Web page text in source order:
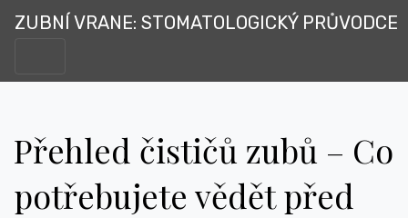
ZUBNÍ VRANE: STOMATOLOGICKÝ PRŮVODCE
Přehled čističů zubů – Co
potřebujete vědět před